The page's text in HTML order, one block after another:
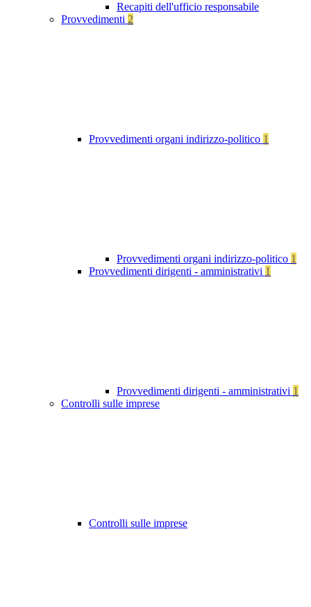
Recapiti dell'ufficio responsabile
Provvedimenti 2
Provvedimenti organi indirizzo-politico 1
Provvedimenti organi indirizzo-politico 1
Provvedimenti dirigenti - amministrativi 1
Provvedimenti dirigenti - amministrativi 1
Controlli sulle imprese
Controlli sulle imprese